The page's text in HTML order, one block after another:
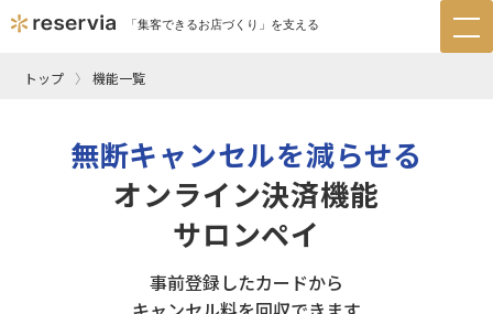
「集客できるお店づくり」を支える
トップ 機能一覧
無断キャンセルを減らせる
オンライン決済機能
サロンペイ
事前登録したカードから